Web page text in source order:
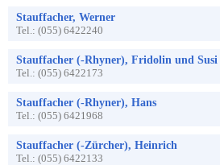
Stauffacher, Werner
Tel.: (055) 6422240
Stauffacher (-Rhyner), Fridolin und Susi
Tel.: (055) 6422173
Stauffacher (-Rhyner), Hans
Tel.: (055) 6421968
Stauffacher (-Zürcher), Heinrich
Tel.: (055) 6422133